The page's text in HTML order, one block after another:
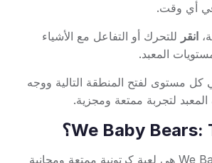
في أي وقت.
انقر للتحرك أو التفاعل مع الأشياء
المعبد.
كل مستوى لفتح المنطقة التالية ووجه
المعبد لتجربة ممتعة ومجزية.
We Baby Bears: Temple هي لعبة كرتونية ممتعة ومجانية